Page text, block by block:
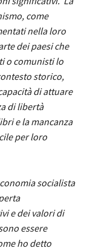
come
nella loro
dei paesi che
o comunisti lo
storico,
di attuare
di libertà
e la mancanza
per loro
socialista
e dei valori di
essere
ho detto